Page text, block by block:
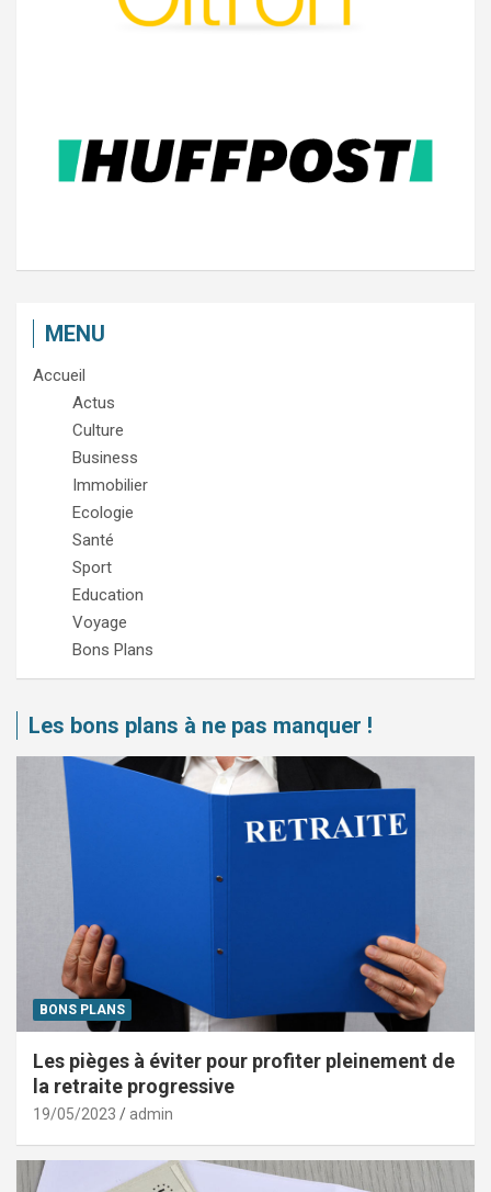
MENU
Accueil
Actus
Culture
Business
Immobilier
Ecologie
Santé
Sport
Education
Voyage
Bons Plans
Les bons plans à ne pas manquer !
BONS PLANS
Les pièges à éviter pour profiter pleinement de
la retraite progressive
19/05/2023 admin